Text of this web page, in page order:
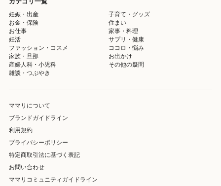
妊娠・出産
子育て・グッズ
お金・保険
住まい
お仕事
家事・料理
妊活
サプリ・健康
ファッション・コスメ
ココロ・悩み
家族・旦那
お出かけ
産婦人科・小児科
その他の疑問
雑談・つぶやき
ママリについて
ブランドガイドライン
利用規約
プライバシーポリシー
特定商取引法に基づく表記
お問い合わせ
ママリコミュニティガイドライン